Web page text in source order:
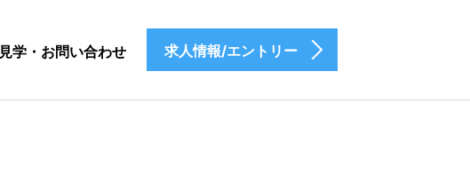
見学・お問い合わせ 求人情報/エントリー